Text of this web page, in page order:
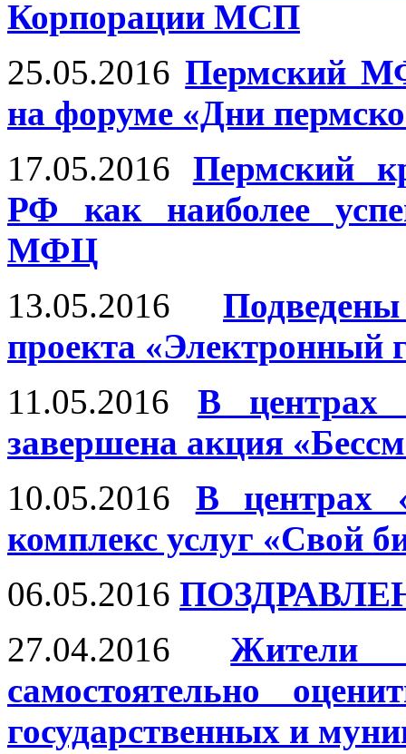
Корпорации МСП
25.05.2016 Пермский
на форуме «Дни
17.05.2016
Пермский
РФ как наиболее
МФЦ
13.05.2016
проекта «Электронный
11.05.2016
В центрах
завершена акция
10.05.2016
В центрах
комплекс услуг «Свой
06.05.2016
27.04.2016
Жители
самостоятельно
государственных и